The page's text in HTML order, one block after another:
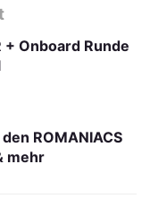
+ Onboard Runde
ROMANIACS
mehr